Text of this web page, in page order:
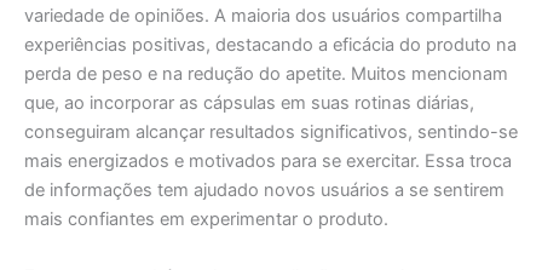
variedade de opiniões. A maioria dos usuários compartilha
experiências positivas, destacando a eficácia do produto na
perda de peso e na redução do apetite. Muitos mencionam
que, ao incorporar as cápsulas em suas rotinas diárias,
conseguiram alcançar resultados significativos, sentindo-se
mais energizados e motivados para se exercitar. Essa troca
de informações tem ajudado novos usuários a se sentirem
mais confiantes em experimentar o produto.